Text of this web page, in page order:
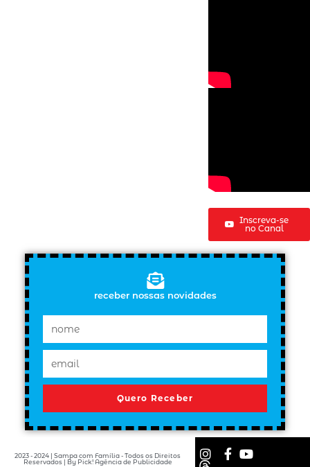
Inscreva-se
no Canal
receber nossas novidades
Quero Receber
2023 - 2024 | Sampa com Família - Todos os Direitos
Reservados | By Pick! Agência de Publicidade